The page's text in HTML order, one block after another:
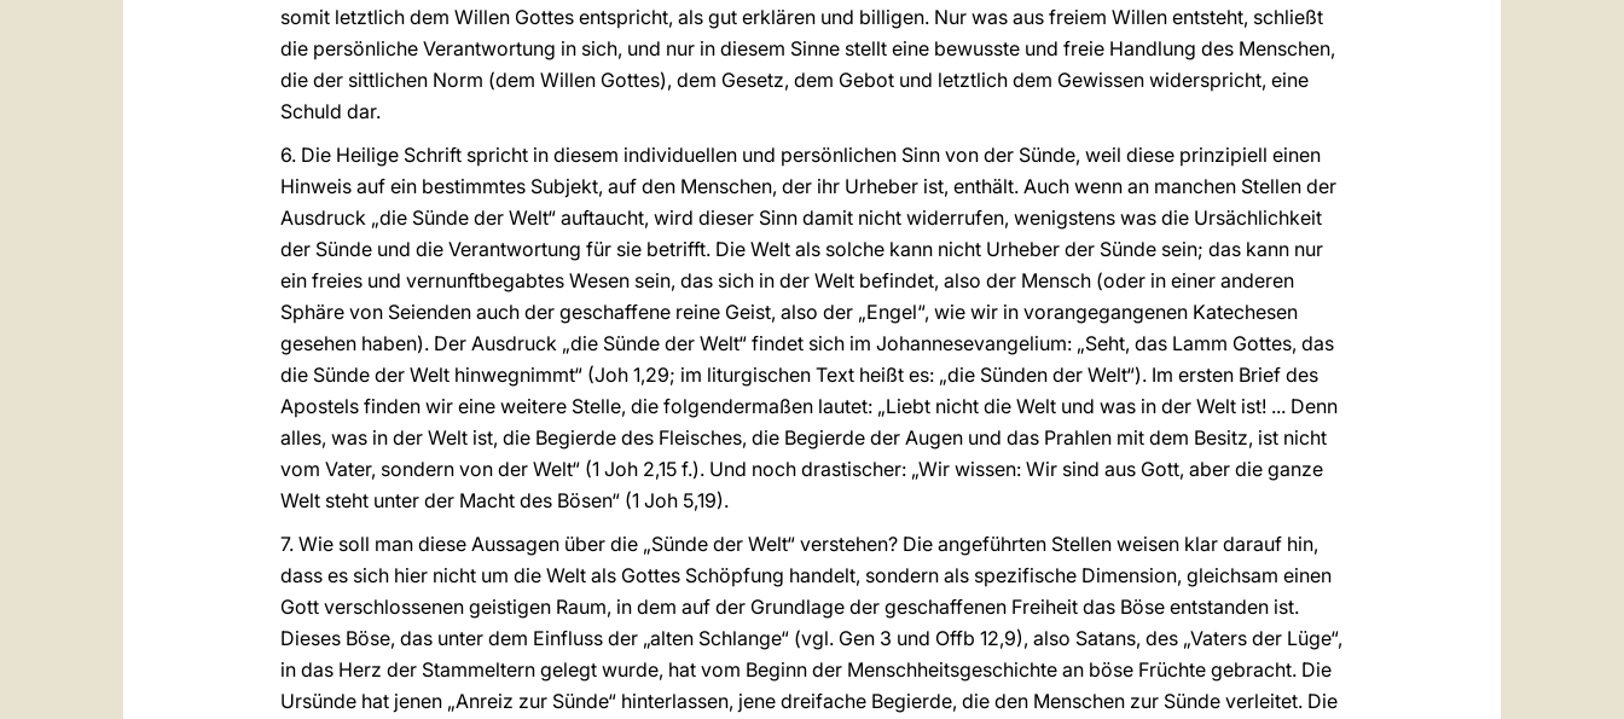
somit letztlich dem Willen Gottes entspricht, als gut erklären und billigen. Nur was aus freiem Willen entsteht, schließt
die persönliche Verantwortung in sich, und nur in diesem Sinne stellt eine bewusste und freie Handlung des Menschen,
die der sittlichen Norm (dem Willen Gottes), dem Gesetz, dem Gebot und letztlich dem Gewissen widerspricht, eine
Schuld dar.
6. Die Heilige Schrift spricht in diesem individuellen und persönlichen Sinn von der Sünde, weil diese prinzipiell einen
Hinweis auf ein bestimmtes Subjekt, auf den Menschen, der ihr Urheber ist, enthält. Auch wenn an manchen Stellen der
Ausdruck „die Sünde der Welt“ auftaucht, wird dieser Sinn damit nicht widerrufen, wenigstens was die Ursächlichkeit
der Sünde und die Verantwortung für sie betrifft. Die Welt als solche kann nicht Urheber der Sünde sein; das kann nur
ein freies und vernunftbegabtes Wesen sein, das sich in der Welt befindet, also der Mensch (oder in einer anderen
Sphäre von Seienden auch der geschaffene reine Geist, also der „Engel“, wie wir in vorangegangenen Katechesen
gesehen haben). Der Ausdruck „die Sünde der Welt“ findet sich im Johannesevangelium: „Seht, das Lamm Gottes, das
die Sünde der Welt hinwegnimmt“ (Joh 1,29; im liturgischen Text heißt es: „die Sünden der Welt“). Im ersten Brief des
Apostels finden wir eine weitere Stelle, die folgendermaßen lautet: „Liebt nicht die Welt und was in der Welt ist! ... Denn
alles, was in der Welt ist, die Begierde des Fleisches, die Begierde der Augen und das Prahlen mit dem Besitz, ist nicht
vom Vater, sondern von der Welt“ (1 Joh 2,15 f.). Und noch drastischer: „Wir wissen: Wir sind aus Gott, aber die ganze
Welt steht unter der Macht des Bösen“ (1 Joh 5,19).
7. Wie soll man diese Aussagen über die „Sünde der Welt“ verstehen? Die angeführten Stellen weisen klar darauf hin,
dass es sich hier nicht um die Welt als Gottes Schöpfung handelt, sondern als spezifische Dimension, gleichsam einen
Gott verschlossenen geistigen Raum, in dem auf der Grundlage der geschaffenen Freiheit das Böse entstanden ist.
Dieses Böse, das unter dem Einfluss der „alten Schlange“ (vgl. Gen 3 und Offb 12,9), also Satans, des „Vaters der Lüge“,
in das Herz der Stammeltern gelegt wurde, hat vom Beginn der Menschheitsgeschichte an böse Früchte gebracht. Die
Ursünde hat jenen „Anreiz zur Sünde“ hinterlassen, jene dreifache Begierde, die den Menschen zur Sünde verleitet. Die